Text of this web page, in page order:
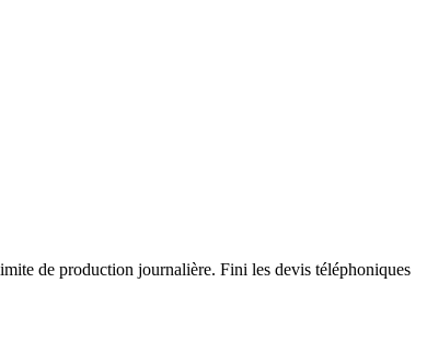
de production journalière. Fini les devis téléphoniques